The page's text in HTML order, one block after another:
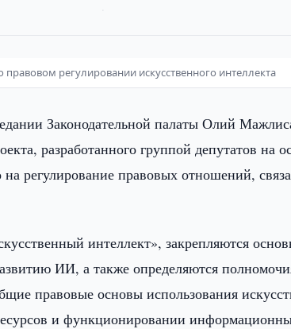
регулировании искусственного интеллекта
Законодательной палаты Олий
разработанного группой депутатов на
регулирование правовых отношений,
интеллект», закрепляются
ИИ, а также определяются
правовые основы использования
и функционировании